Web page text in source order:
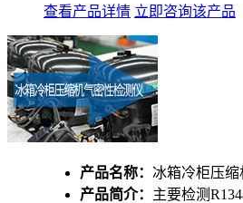
查看产品详情 立即咨询该产品
产品名称： 冰箱冷柜压
产品简介： 主要检测